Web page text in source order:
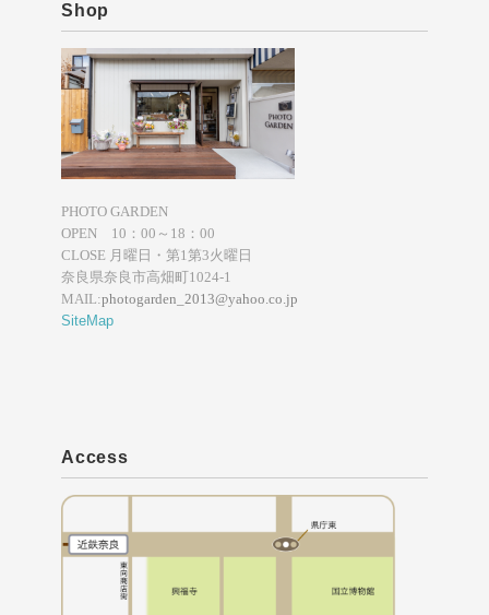
Shop
PHOTO GARDEN
OPEN 10：00～18：00
CLOSE 月曜日・第1第3火曜日
奈良県奈良市高畑町1024-1
MAIL:photogarden_2013@yahoo.co.jp
SiteMap
Access